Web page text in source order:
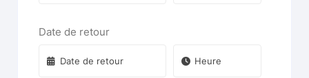
Date de retour